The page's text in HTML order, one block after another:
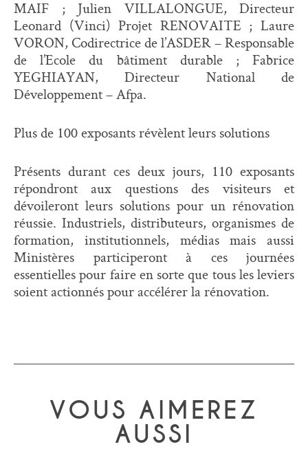
MAIF ; Julien VILLALONGUE, Directeur
Leonard (Vinci) Projet RENOVAITE ; Laure
VORON, Codirectrice de l’ASDER – Responsable
de l’Ecole du bâtiment durable ; Fabrice
YEGHIAYAN, Directeur National de
Développement – Afpa.
Plus de 100 exposants révèlent leurs solutions
Présents durant ces deux jours, 110 exposants
répondront aux questions des visiteurs et
dévoileront leurs solutions pour un rénovation
réussie. Industriels, distributeurs, organismes de
formation, institutionnels, médias mais aussi
Ministères participeront à ces journées
essentielles pour faire en sorte que tous les leviers
soient actionnés pour accélérer la rénovation.
VOUS AIMEREZ
AUSSI